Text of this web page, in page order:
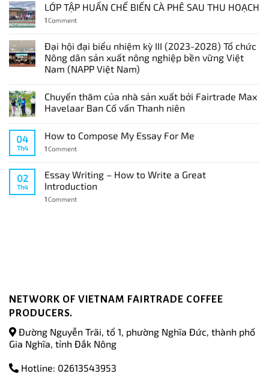
LỚP TẬP HUẤN CHẾ BIẾN CÀ PHÊ SAU THU HOẠCH
1Comment
Đại hội đại biểu nhiệm kỳ III (2023-2028) Tổ chức
Nông dân sản xuất nông nghiệp bền vững Việt
Nam (NAPP Việt Nam)
Chuyến thăm của nhà sản xuất bởi Fairtrade Max
Havelaar Ban Cố vấn Thanh niên
04
Th4
How to Compose My Essay For Me
1Comment
02
Th4
Essay Writing – How to Write a Great
Introduction
1Comment
NETWORK OF VIETNAM FAIRTRADE COFFEE
PRODUCERS.
Đường Nguyễn Trãi, tổ 1, phường Nghĩa Đức, thành phố
Gia Nghĩa, tỉnh Đắk Nông
Hotline: 02613543953